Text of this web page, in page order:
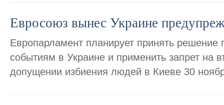
Евросоюз вынес Украине
Европарламент планирует принять
событиям в Украине и применить запрет на
допущении избиения людей в Киеве 30